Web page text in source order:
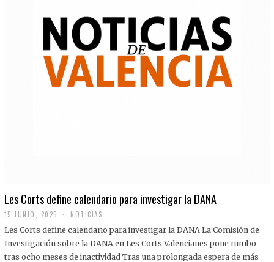
Les Corts define calendario para investigar la DANA
15 JUNIO, 2025 NOTICIAS
Les Corts define calendario para investigar la DANA La Comisión de
Investigación sobre la DANA en Les Corts Valencianes pone rumbo
tras ocho meses de inactividad Tras una prolongada espera de más